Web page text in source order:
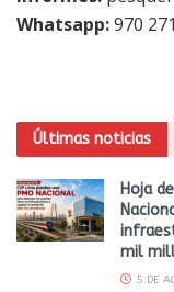
Whatsapp:970
Últimas noticias
Hoja
mil
5 DE